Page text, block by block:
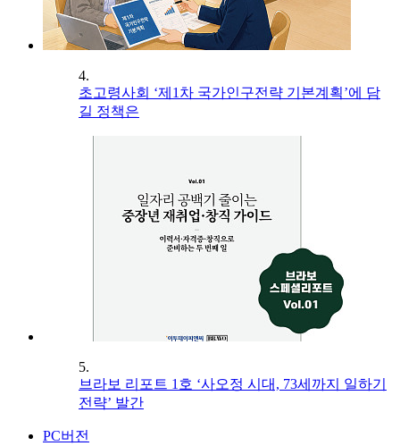
4.
초고령사회 ‘제1차 국가인구전략 기본계획’에 담
길 정책은
5.
브라보 리포트 1호 ‘사오정 시대, 73세까지 일하기
전략’ 발간
PC버전